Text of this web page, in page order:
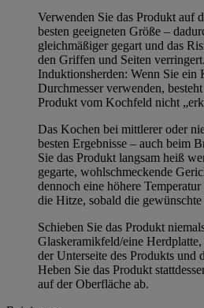
Verwenden Sie das Produkt auf
besten geeigneten Größe –
gleichmäßiger gegart und das
den Griffen und Seiten
Induktionsherden: Wenn Sie ein
Durchmesser verwenden,
Produkt vom Kochfeld nicht
Das Kochen bei mittlerer oder
besten Ergebnisse – auch beim
Sie das Produkt langsam heiß
gegarte, wohlschmeckende
dennoch eine höhere
die Hitze, sobald die
Schieben Sie das Produkt
Glaskeramikfeld/eine
der Unterseite des Produkts und
Heben Sie das Produkt
auf der Oberfläche ab.